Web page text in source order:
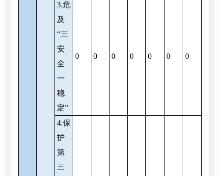
3.危
及
“三
安
全
一
稳
定”
0 0 0 0 0 0 0
4.保
护
第
三